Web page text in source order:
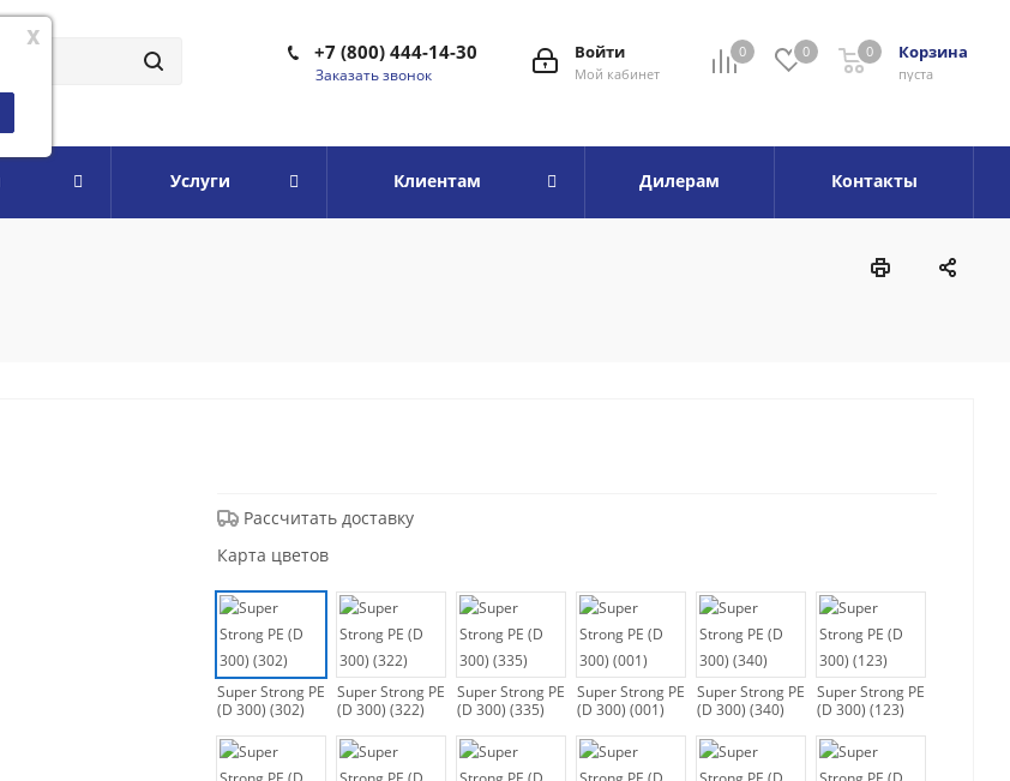
0 0 Корзина
пуста
0
Войти
Мой кабинет
+7 (800) 444-14-30
Заказать звонок
Услуги Клиентам Дилерам Контакты
x
Рассчитать доставку
Карта цветов
Super Strong PE
(D 300) (302)
Super Strong PE
(D 300) (322)
Super Strong PE
(D 300) (335)
Super Strong PE
(D 300) (001)
Super Strong PE
(D 300) (340)
Super Strong PE
(D 300) (123)